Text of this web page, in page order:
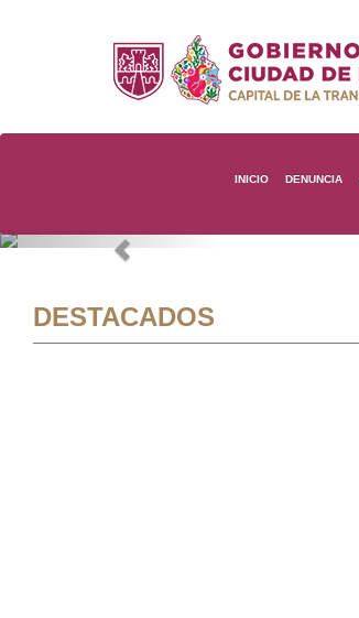
INICIO DENUNCIA
Previous
DESTACADOS